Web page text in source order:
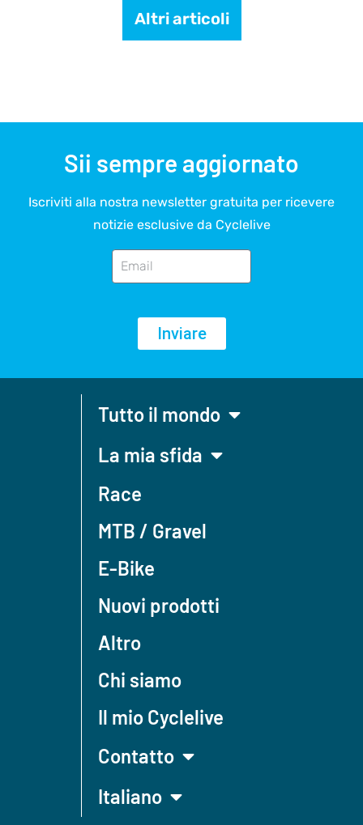
Altri articoli
Sii sempre aggiornato
Iscriviti alla nostra newsletter gratuita per ricevere
notizie esclusive da Cyclelive
Inviare
Tutto il mondo
La mia sfida
Race
MTB / Gravel
E-Bike
Nuovi prodotti
Altro
Chi siamo
Il mio Cyclelive
Contatto
Italiano